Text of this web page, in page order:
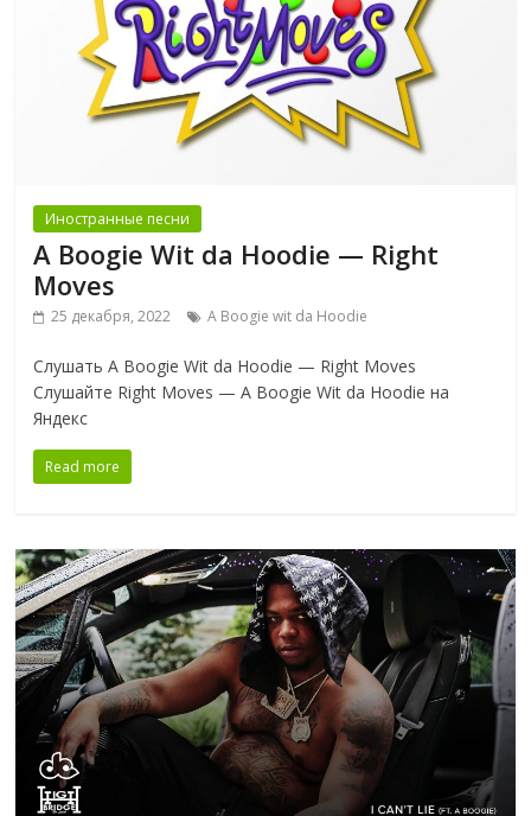
Иностранные песни
A Boogie Wit da Hoodie — Right
Moves
25 декабря, 2022 A Boogie wit da Hoodie
Слушать A Boogie Wit da Hoodie — Right Moves
Слушайте Right Moves — A Boogie Wit da Hoodie на
Яндекс
Read more